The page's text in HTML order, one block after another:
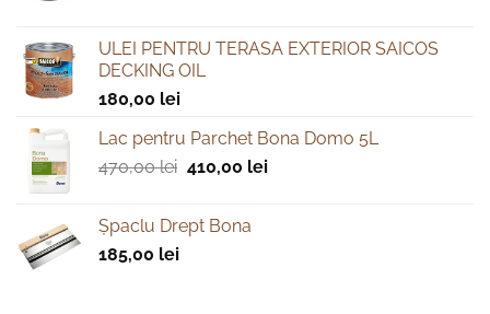
ULEI PENTRU TERASA EXTERIOR SAICOS
DECKING OIL
180,00 lei
Lac pentru Parchet Bona Domo 5L
470,00lei Prețul
fost:
410,00 leiPrețul
Şpaclu Drept Bona
185,00 lei